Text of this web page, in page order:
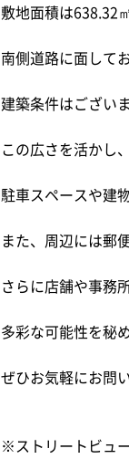
敷地面積は638.32
南側道路に面して
建築条件はござい
この広さを活かし
駐車スペースや建
また、周辺には郵
さらに店舗や事務
多彩な可能性を秘
ぜひお気軽にお問
※ストリートビュ